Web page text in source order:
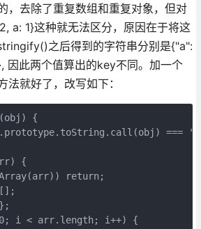
，去除了重复数组和重复对象，但对
a: 1}这种就无法区分，原因在于将这
之后得到的字符串分别是{"a":
因此两个值算出的key不同。加一个
就好了，改写如下：
{
===
{
return;
i < arr.length; i++) {